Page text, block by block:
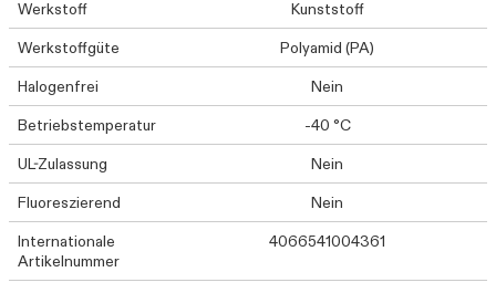
Werkstoff
Kunststoff
Werkstoffgüte
Polyamid (PA)
Halogenfrei
Nein
Betriebstemperatur
-40 °C
UL-Zulassung
Nein
Fluoreszierend
Nein
Internationale
Artikelnummer
4066541004361